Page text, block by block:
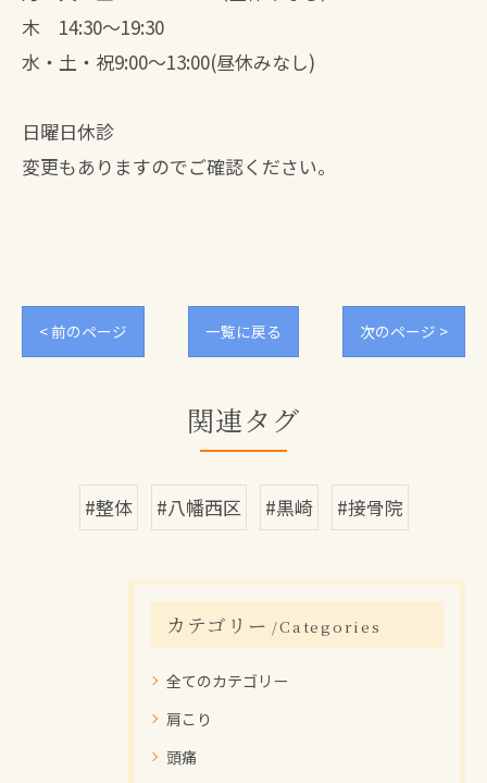
木 14:30～19:30
水・土・祝9:00～13:00(昼休みなし)
日曜日休診
変更もありますのでご確認ください。
< 前のページ 一覧に戻る 次のページ >
関連タグ
#整体 #八幡西区 #黒崎 #接骨院
カテゴリー Categories
全てのカテゴリー
肩こり
頭痛